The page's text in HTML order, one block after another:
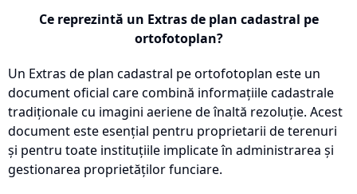
Ce reprezintă un Extras de plan cadastral pe
ortofotoplan?
Un Extras de plan cadastral pe ortofotoplan este un
document oficial care combină informațiile cadastrale
tradiționale cu imagini aeriene de înaltă rezoluție. Acest
document este esențial pentru proprietarii de terenuri
și pentru toate instituțiile implicate în administrarea și
gestionarea proprietăților funciare.